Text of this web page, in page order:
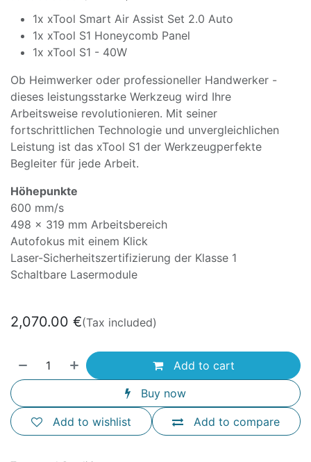
1x xTool Smart Air Assist Set 2.0 Auto
1x xTool S1 Honeycomb Panel
1x xTool S1 - 40W
Ob Heimwerker oder professioneller Handwerker -
dieses leistungsstarke Werkzeug wird Ihre
Arbeitsweise revolutionieren. Mit seiner
fortschrittlichen Technologie und unvergleichlichen
Leistung ist das xTool S1 der Werkzeugperfekte
Begleiter für jede Arbeit.
Höhepunkte
600 mm/s
498 x 319 mm Arbeitsbereich
Autofokus mit einem Klick
Laser-Sicherheitszertifizierung der Klasse 1
Schaltbare Lasermodule
2,070.00 €(Tax included)
Add to cart
Buy now
Add to compare
Add to wishlist